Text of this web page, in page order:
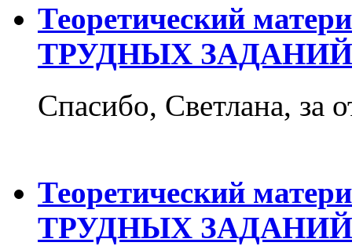
Теоретический
ТРУДНЫХ
Спасибо, Светлана, за
Теоретический
ТРУДНЫХ